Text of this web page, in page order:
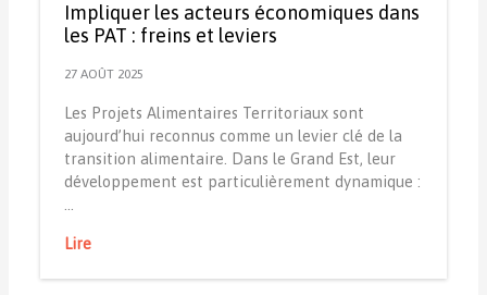
Impliquer les acteurs économiques dans
les PAT : freins et leviers
27 AOÛT 2025
Les Projets Alimentaires Territoriaux sont
aujourd’hui reconnus comme un levier clé de la
transition alimentaire. Dans le Grand Est, leur
développement est particulièrement dynamique :
Lire